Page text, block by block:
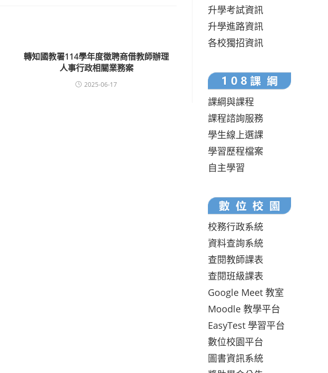
轉知國教署114學年度徵聘商借教師辦理
人事行政相關業務案
2025-06-17
升學考試資訊
升學進路資訊
各校獨招資訊
課綱與課程
課程諮詢服務
學生線上選課
學習歷程檔案
自主學習
校務行政系統
資料查詢系統
查閱教師課表
查閱班級課表
Google Meet 教室
Moodle 教學平台
EasyTest 學習平台
數位校園平台
圖書資訊系統